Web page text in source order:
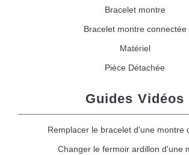
Bracelet montre
Bracelet montre connectée
Matériel
Pièce Détachée
Guides Vidéos
Remplacer le bracelet d'une montre
Changer le fermoir ardillon d'une